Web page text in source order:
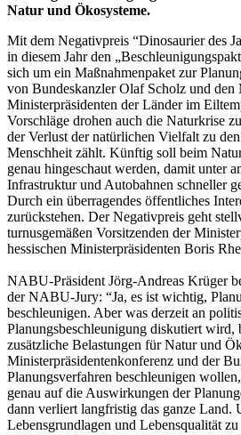
Natur und Ökosysteme.
Mit dem Negativpreis “Dinosaurier des
in diesem Jahr den
sich um ein Maßnahmenpaket zur
von Bundeskanzler Olaf Scholz und den
Ministerpräsidenten der Länder im
Vorschläge drohen auch die Naturkrise
der Verlust der natürlichen Vielfalt zu
Menschheit zählt. Künftig soll beim
genau hingeschaut werden, damit unter
Infrastruktur und Autobahnen schneller
Durch ein überragendes öffentliches
zurückstehen. Der Negativpreis geht
turnusgemäßen Vorsitzenden der
hessischen Ministerpräsidenten Boris
NABU-Präsident Jörg-Andreas Krüger
der NABU-Jury: “Ja, es ist wichtig,
beschleunigen. Aber was derzeit an
Planungsbeschleunigung diskutiert wird,
zusätzliche Belastungen für Natur und
Ministerpräsidentenkonferenz und der
Planungsverfahren beschleunigen
genau auf die Auswirkungen der
dann verliert langfristig das ganze Land.
Lebensgrundlagen und Lebensqualität